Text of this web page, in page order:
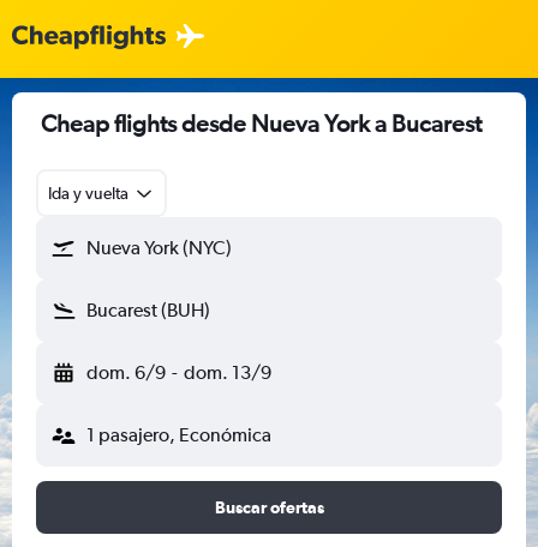
Cheap flights desde Nueva York a Bucarest
Ida y vuelta
Nueva York (NYC)
Bucarest (BUH)
dom. 6/9 - dom. 13/9
1 pasajero, Económica
Buscar ofertas